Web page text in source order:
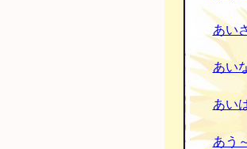
あい
あい
あい
あう